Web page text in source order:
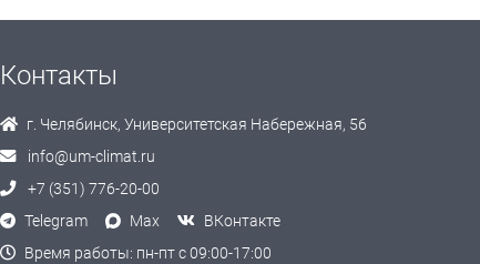
Контакты
г. Челябинск, Университетская Набережная, 56
info@um-climat.ru
+7 (351) 776-20-00
Telegram
Max
ВКонтакте
Время работы: пн-пт с 09:00-17:00